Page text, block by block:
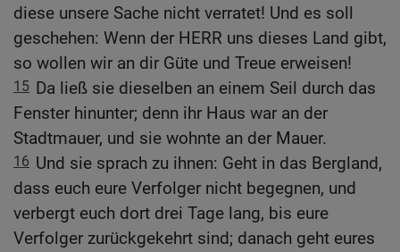
diese unsere Sache nicht verratet! Und es soll
geschehen: Wenn der HERR uns dieses Land gibt,
so wollen wir an dir Güte und Treue erweisen!
15 Da ließ sie dieselben an einem Seil durch das
Fenster hinunter; denn ihr Haus war an der
Stadtmauer, und sie wohnte an der Mauer.
16 Und sie sprach zu ihnen: Geht in das Bergland,
dass euch eure Verfolger nicht begegnen, und
verbergt euch dort drei Tage lang, bis eure
Verfolger zurückgekehrt sind; danach geht eures